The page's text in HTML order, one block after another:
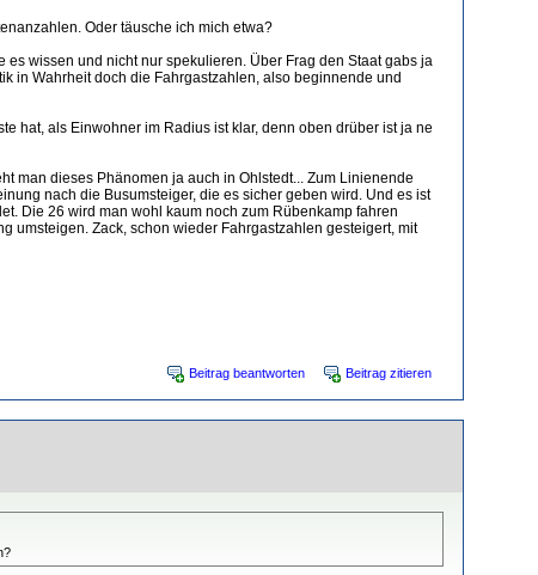
Oder täusche ich mich etwa?
wissen und nicht nur spekulieren. Über Frag den Staat gabs ja
in Wahrheit doch die Fahrgastzahlen, also beginnende und
hat, als Einwohner im Radius ist klar, denn oben drüber ist ja ne
man dieses Phänomen ja auch in Ohlstedt... Zum Linienende
nach die Busumsteiger, die es sicher geben wird. Und es ist
Die 26 wird man wohl kaum noch zum Rübenkamp fahren
umsteigen. Zack, schon wieder Fahrgastzahlen gesteigert, mit
Beitrag beantworten Beitrag zitieren